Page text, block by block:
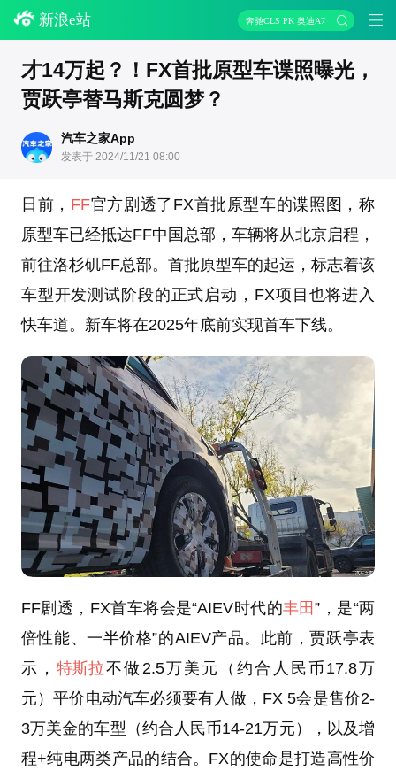
新浪e站 奔驰CLS PK 奥迪A7
才14万起？！FX首批原型车谍照曝光，
贾跃亭替马斯克圆梦？
汽车之家App
发表于 2024/11/21 08:00
日前， FF官方剧透了FX首批原型车的谍照图，称
原型车已经抵达FF中国总部，车辆将从北京启程，
前往洛杉矶FF总部。首批原型车的起运，标志着该
车型开发测试阶段的正式启动，FX项目也将进入
快车道。新车将在2025年底前实现首车下线。
FF剧透，FX首车将会是“AIEV时代的丰田”，是“两
倍性能、一半价格”的AIEV产品。此前，贾跃亭表
示，特斯拉不做2.5万美元（约合人民币17.8万
元）平价电动汽车必须要有人做，FX 5会是售价2-
3万美金的车型（约合人民币14-21万元），以及增
程+纯电两类产品的结合。FX的使命是打造高性价